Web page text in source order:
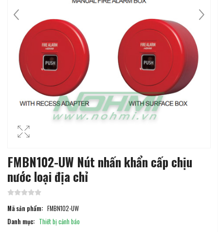
FMBN102-UW Nút nhấn khẩn cấp chịu
nước loại địa chỉ
Mã sản phẩm: FMBN102-UW
Danh mục: Thiết bị cảnh báo